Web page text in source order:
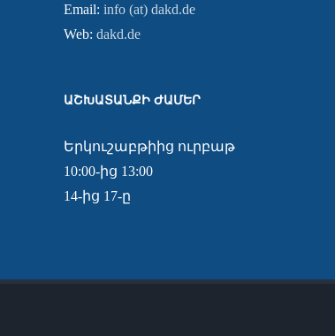
Email: info (at) dakd.de
Web: dakd.de
ԱՇԽԱՏԱՆՔԻ ԺԱՄԵՐ
Երկուշաբթիից ուրբաթ
10:00-ից 13:00
14-ից 17-ը